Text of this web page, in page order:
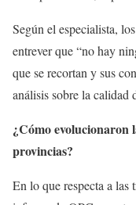
Según el especialista,
entrever que “no hay
que se recortan y sus
análisis sobre la calidad
¿Cómo evolucionaron
provincias?
En lo que respecta a las